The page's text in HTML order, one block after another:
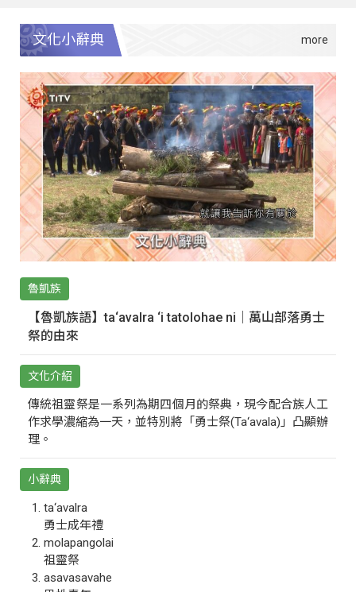
文化小辭典
魯凱族
【魯凱族語】ta‘avalra ‘i tatolohae ni｜萬山部落勇士
祭的由來
文化介紹
傳統祖靈祭是一系列為期四個月的祭典，現今配合族人工
作求學濃縮為一天，並特別將「勇士祭(Ta‘avala)」凸顯辦
理。
小辭典
ta‘avalra
勇士成年禮
molapangolai
祖靈祭
asavasavahe